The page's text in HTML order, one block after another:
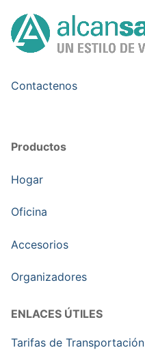
Contactenos
Productos
Hogar
Oficina
Accesorios
Organizadores
ENLACES ÚTILES
Tarifas de Transportación